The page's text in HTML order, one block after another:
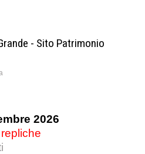
- Sito Patrimonio
2026